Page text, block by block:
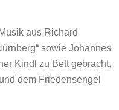
aus Richard
sowie Johannes
Kindl zu Bett gebracht.
dem Friedensengel